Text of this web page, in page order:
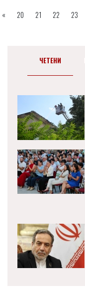
« 20 21 22 23
ЧЕТЕНИ